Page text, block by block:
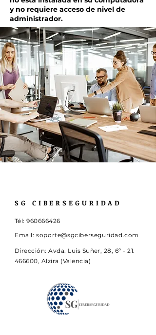
y no requiere acceso de nivel de
administrador.
SG CIBERSEGURIDAD
Tél:960666426
Email:soporte@sgciberseguridad.com
Dirección:Avda. Luis Suñer, 28, 6º -21.
466600, Alzira (Valencia)